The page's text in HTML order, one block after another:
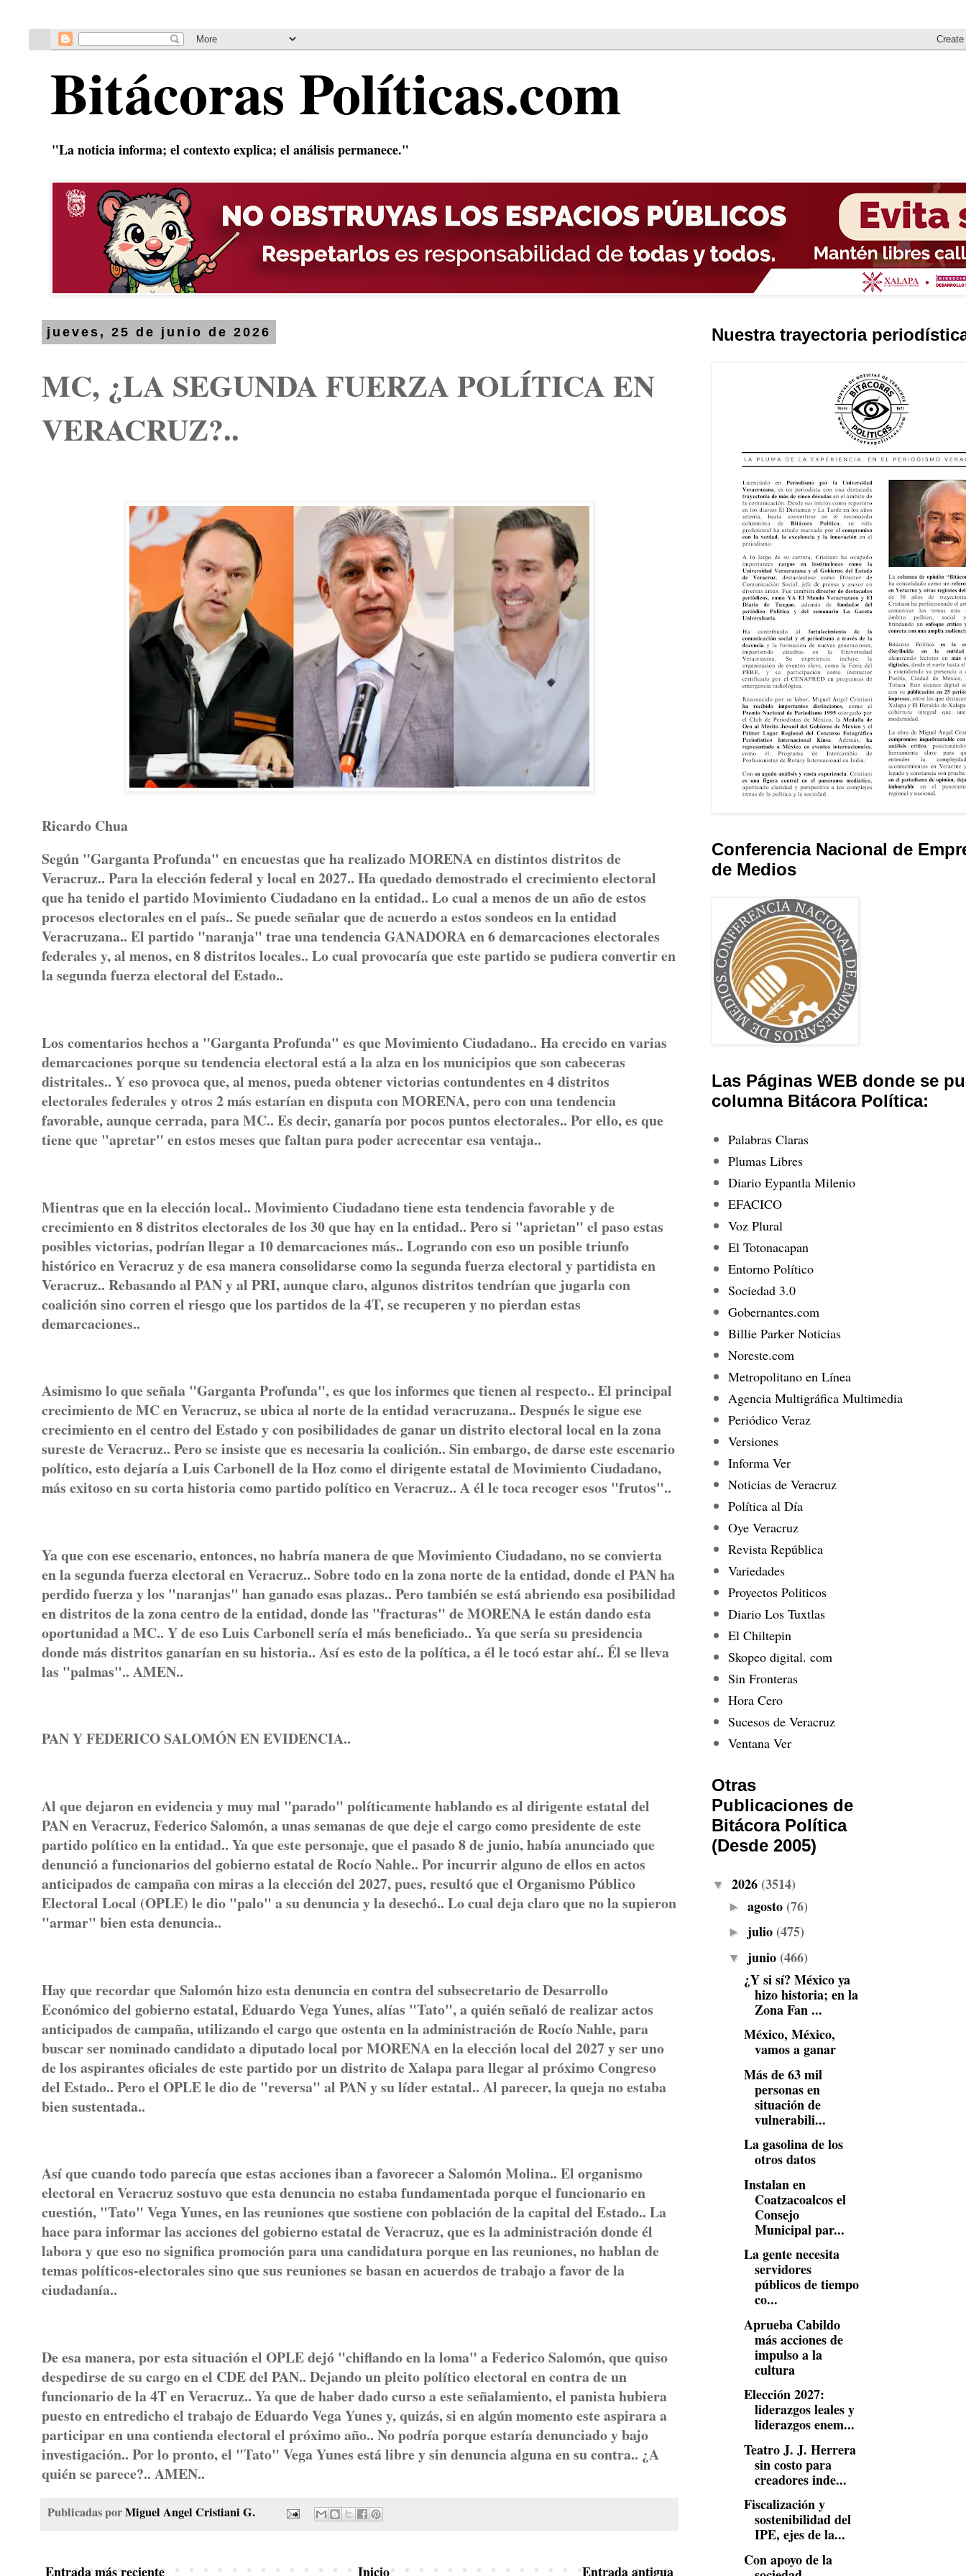
Bitácoras Políticas.com
"La noticia informa; el contexto explica; el análisis permanece."
jueves, 25 de junio de 2026
MC, ¿LA SEGUNDA FUERZA POLÍTICA EN
VERACRUZ?..
Ricardo Chua
Según "Garganta Profunda" en encuestas que ha realizado MORENA en distintos distritos de
Veracruz.. Para la elección federal y local en 2027.. Ha quedado demostrado el crecimiento electoral
que ha tenido el partido Movimiento Ciudadano en la entidad.. Lo cual a menos de un año de estos
procesos electorales en el país.. Se puede señalar que de acuerdo a estos sondeos en la entidad
Veracruzana.. El partido "naranja" trae una tendencia GANADORA en 6 demarcaciones electorales
federales y, al menos, en 8 distritos locales.. Lo cual provocaría que este partido se pudiera convertir en
la segunda fuerza electoral del Estado..
Los comentarios hechos a "Garganta Profunda" es que Movimiento Ciudadano.. Ha crecido en varias
demarcaciones porque su tendencia electoral está a la alza en los municipios que son cabeceras
distritales.. Y eso provoca que, al menos, pueda obtener victorias contundentes en 4 distritos
electorales federales y otros 2 más estarían en disputa con MORENA, pero con una tendencia
favorable, aunque cerrada, para MC.. Es decir, ganaría por pocos puntos electorales.. Por ello, es que
tiene que "apretar" en estos meses que faltan para poder acrecentar esa ventaja..
Mientras que en la elección local.. Movimiento Ciudadano tiene esta tendencia favorable y de
crecimiento en 8 distritos electorales de los 30 que hay en la entidad.. Pero si "aprietan" el paso estas
posibles victorias, podrían llegar a 10 demarcaciones más.. Logrando con eso un posible triunfo
histórico en Veracruz y de esa manera consolidarse como la segunda fuerza electoral y partidista en
Veracruz.. Rebasando al PAN y al PRI, aunque claro, algunos distritos tendrían que jugarla con
coalición sino corren el riesgo que los partidos de la 4T, se recuperen y no pierdan estas
demarcaciones..
Asimismo lo que señala "Garganta Profunda", es que los informes que tienen al respecto.. El principal
crecimiento de MC en Veracruz, se ubica al norte de la entidad veracruzana.. Después le sigue ese
crecimiento en el centro del Estado y con posibilidades de ganar un distrito electoral local en la zona
sureste de Veracruz.. Pero se insiste que es necesaria la coalición.. Sin embargo, de darse este escenario
político, esto dejaría a Luis Carbonell de la Hoz como el dirigente estatal de Movimiento Ciudadano,
más exitoso en su corta historia como partido político en Veracruz.. A él le toca recoger esos "frutos"..
Ya que con ese escenario, entonces, no habría manera de que Movimiento Ciudadano, no se convierta
en la segunda fuerza electoral en Veracruz.. Sobre todo en la zona norte de la entidad, donde el PAN ha
perdido fuerza y los "naranjas" han ganado esas plazas.. Pero también se está abriendo esa posibilidad
en distritos de la zona centro de la entidad, donde las "fracturas" de MORENA le están dando esta
oportunidad a MC.. Y de eso Luis Carbonell sería el más beneficiado.. Ya que sería su presidencia
donde más distritos ganarían en su historia.. Así es esto de la política, a él le tocó estar ahí.. Él se lleva
las "palmas".. AMEN..
PAN Y FEDERICO SALOMÓN EN EVIDENCIA..
Al que dejaron en evidencia y muy mal "parado" políticamente hablando es al dirigente estatal del
PAN en Veracruz, Federico Salomón, a unas semanas de que deje el cargo como presidente de este
partido político en la entidad.. Ya que este personaje, que el pasado 8 de junio, había anunciado que
denunció a funcionarios del gobierno estatal de Rocío Nahle.. Por incurrir alguno de ellos en actos
anticipados de campaña con miras a la elección del 2027, pues, resultó que el Organismo Público
Electoral Local (OPLE) le dio "palo" a su denuncia y la desechó.. Lo cual deja claro que no la supieron
"armar" bien esta denuncia..
Hay que recordar que Salomón hizo esta denuncia en contra del subsecretario de Desarrollo
Económico del gobierno estatal, Eduardo Vega Yunes, alías "Tato", a quién señaló de realizar actos
anticipados de campaña, utilizando el cargo que ostenta en la administración de Rocío Nahle, para
buscar ser nominado candidato a diputado local por MORENA en la elección local del 2027 y ser uno
de los aspirantes oficiales de este partido por un distrito de Xalapa para llegar al próximo Congreso
del Estado.. Pero el OPLE le dio de "reversa" al PAN y su líder estatal.. Al parecer, la queja no estaba
bien sustentada..
Así que cuando todo parecía que estas acciones iban a favorecer a Salomón Molina.. El organismo
electoral en Veracruz sostuvo que esta denuncia no estaba fundamentada porque el funcionario en
cuestión, "Tato" Vega Yunes, en las reuniones que sostiene con población de la capital del Estado.. La
hace para informar las acciones del gobierno estatal de Veracruz, que es la administración donde él
labora y que eso no significa promoción para una candidatura porque en las reuniones, no hablan de
temas políticos-electorales sino que sus reuniones se basan en acuerdos de trabajo a favor de la
ciudadanía..
De esa manera, por esta situación el OPLE dejó "chiflando en la loma" a Federico Salomón, que quiso
despedirse de su cargo en el CDE del PAN.. Dejando un pleito político electoral en contra de un
funcionario de la 4T en Veracruz.. Ya que de haber dado curso a este señalamiento, el panista hubiera
puesto en entredicho el trabajo de Eduardo Vega Yunes y, quizás, si en algún momento este aspirara a
participar en una contienda electoral el próximo año.. No podría porque estaría denunciado y bajo
investigación.. Por lo pronto, el "Tato" Vega Yunes está libre y sin denuncia alguna en su contra.. ¿A
quién se parece?.. AMEN..
Publicadas porMiguel Angel Cristiani G.
Entrada más reciente Entrada antigua
Inicio
Nuestra trayectoria
Conferencia Nacional de
de Medios
Las Páginas WEB donde se
columna Bitácora Política:
Palabras Claras
Plumas Libres
Diario Eypantla Milenio
EFACICO
Voz Plural
El Totonacapan
Entorno Político
Sociedad 3.0
Gobernantes.com
Billie Parker Noticias
Noreste.com
Metropolitano en Línea
Agencia Multigráfica Multimedia
Periódico Veraz
Versiones
Informa Ver
Noticias de Veracruz
Política al Día
Oye Veracruz
Revista República
Variedades
Proyectos Politicos
Diario Los Tuxtlas
El Chiltepin
Skopeo digital. com
Sin Fronteras
Hora Cero
Sucesos de Veracruz
Ventana Ver
Otras
Publicaciones de
Bitácora Política
(Desde 2005)
▼ 2026 (3514)
► agosto (76)
► julio (475)
▼ junio (466)
¿Y si sí? México ya
hizo historia; en la
Zona Fan ...
México, México,
vamos a ganar
Más de 63 mil
personas en
situación de
vulnerabili...
La gasolina de los
otros datos
Instalan en
Coatzacoalcos el
Consejo
Municipal par...
La gente necesita
servidores
públicos de tiempo
co...
Aprueba Cabildo
más acciones de
impulso a la
cultura
Elección 2027:
liderazgos leales y
liderazgos enem...
Teatro J. J. Herrera
sin costo para
creadores inde...
Fiscalización y
sostenibilidad del
IPE, ejes de la...
Con apoyo de la